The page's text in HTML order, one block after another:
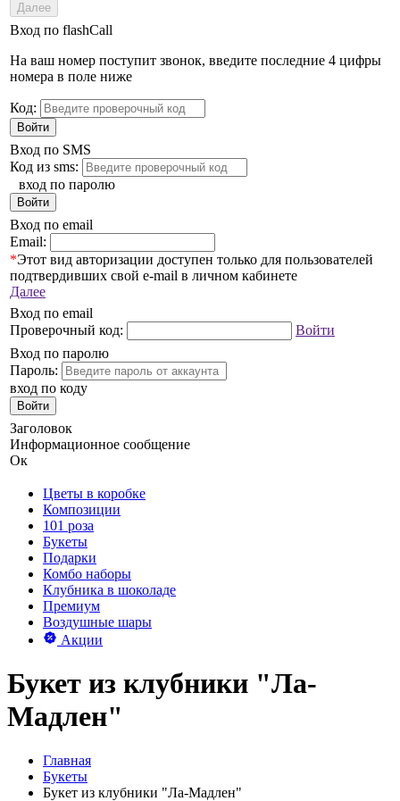
Далее
Вход по flashCall
На ваш номер поступит звонок, введите последние 4 цифры
номера в поле ниже
Код:
Войти
Вход по SMS
Код из sms:
вход по паролю
Войти
Вход по email
Email:
*Этот вид авторизации доступен только для пользователей
подтвердивших свой e-mail в личном кабинете
Далее
Вход по email
Проверочный код:
Войти
Вход по паролю
Пароль:
вход по коду
Войти
Заголовок
Информационное сообщение
Ок
Цветы в коробке
Композиции
101 роза
Букеты
Подарки
Комбо наборы
Клубника в шоколаде
Премиум
Воздушные шары
Акции
Букет из клубники "Ла-
Мадлен"
Главная
Букеты
Букет из клубники "Ла-Мадлен"